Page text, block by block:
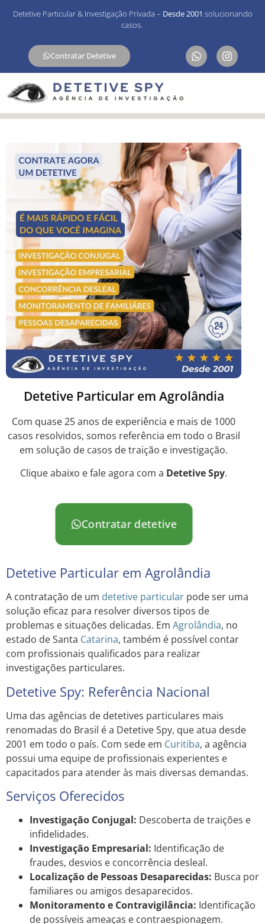
Detetive Particular & Investigação Privada – Desde 2001 solucionando
casos.
Contratar Detetive
Detetive Particular em Agrolândia
Com quase 25 anos de experiência e mais de 1000
casos resolvidos, somos referência em todo o Brasil
em solução de casos de traição e investigação.
Clique abaixo e fale agora com a Detetive Spy.
Contratar detetive
Detetive Particular em Agrolândia
A contratação de um detetive particular pode ser uma
solução eficaz para resolver diversos tipos de
problemas e situações delicadas. Em Agrolândia, no
estado de Santa Catarina, também é possível contar
com profissionais qualificados para realizar
investigações particulares.
Detetive Spy: Referência Nacional
Uma das agências de detetives particulares mais
renomadas do Brasil é a Detetive Spy, que atua desde
2001 em todo o país. Com sede em Curitiba, a agência
possui uma equipe de profissionais experientes e
capacitados para atender às mais diversas demandas.
Serviços Oferecidos
Investigação Conjugal: Descoberta de traições e
infidelidades.
Investigação Empresarial: Identificação de
fraudes, desvios e concorrência desleal.
Localização de Pessoas Desaparecidas: Busca por
familiares ou amigos desaparecidos.
Monitoramento e Contravigilância: Identificação
de possíveis ameaças e contraespionagem.